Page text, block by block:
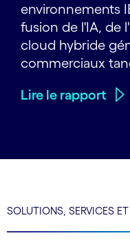
environnements
fusion de l'IA, de
cloud hybride
commerciaux
Lire le rapport
SOLUTIONS, SERVICES